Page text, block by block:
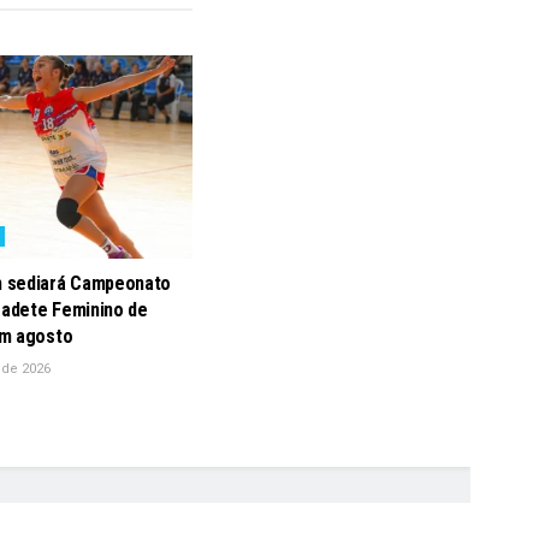
sediará Campeonato
Feminino de
agosto
2026